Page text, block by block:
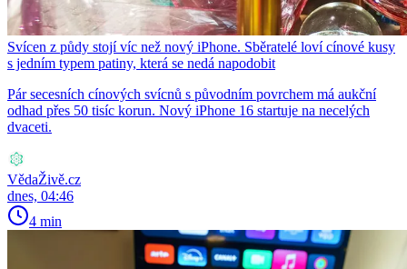
Svícen z půdy stojí víc než nový iPhone. Sběratelé loví cínové kusy
s jedním typem patiny, která se nedá napodobit
Pár secesních cínových svícnů s původním povrchem má aukční
odhad přes 50 tisíc korun. Nový iPhone 16 startuje na necelých
dvaceti.
VědaŽivě.cz
dnes, 04:46
4 min